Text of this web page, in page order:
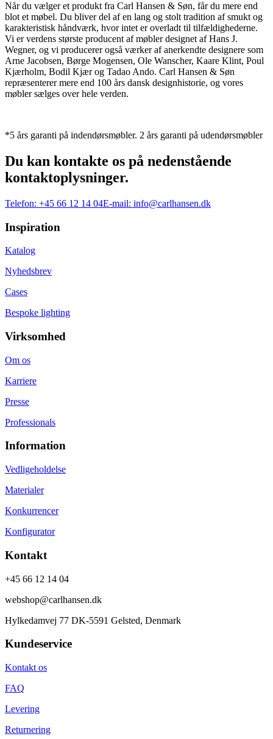
Når du vælger et produkt fra Carl Hansen & Søn, får du mere end
blot et møbel. Du bliver del af en lang og stolt tradition af smukt og
karakteristisk håndværk, hvor intet er overladt til tilfældighederne.
Vi er verdens største producent af møbler designet af Hans J.
Wegner, og vi producerer også værker af anerkendte designere som
Arne Jacobsen, Børge Mogensen, Ole Wanscher, Kaare Klint, Poul
Kjærholm, Bodil Kjær og Tadao Ando. Carl Hansen & Søn
repræsenterer mere end 100 års dansk designhistorie, og vores
møbler sælges over hele verden.
*5 års garanti på indendørsmøbler. 2 års garanti på udendørsmøbler
Du kan kontakte os på nedenstående
kontaktoplysninger.
Telefon: +45 66 12 14 04E-mail: info@carlhansen.dk
Inspiration
Katalog
Nyhedsbrev
Cases
Bespoke lighting
Virksomhed
Om os
Karriere
Presse
Professionals
Information
Vedligeholdelse
Materialer
Konkurrencer
Konfigurator
Kontakt
+45 66 12 14 04
webshop@carlhansen.dk
Hylkedamvej 77 DK-5591 Gelsted, Denmark
Kundeservice
Kontakt os
FAQ
Levering
Returnering